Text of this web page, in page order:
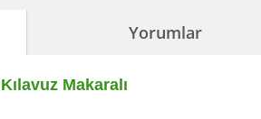
Yorumlar
Makaralı